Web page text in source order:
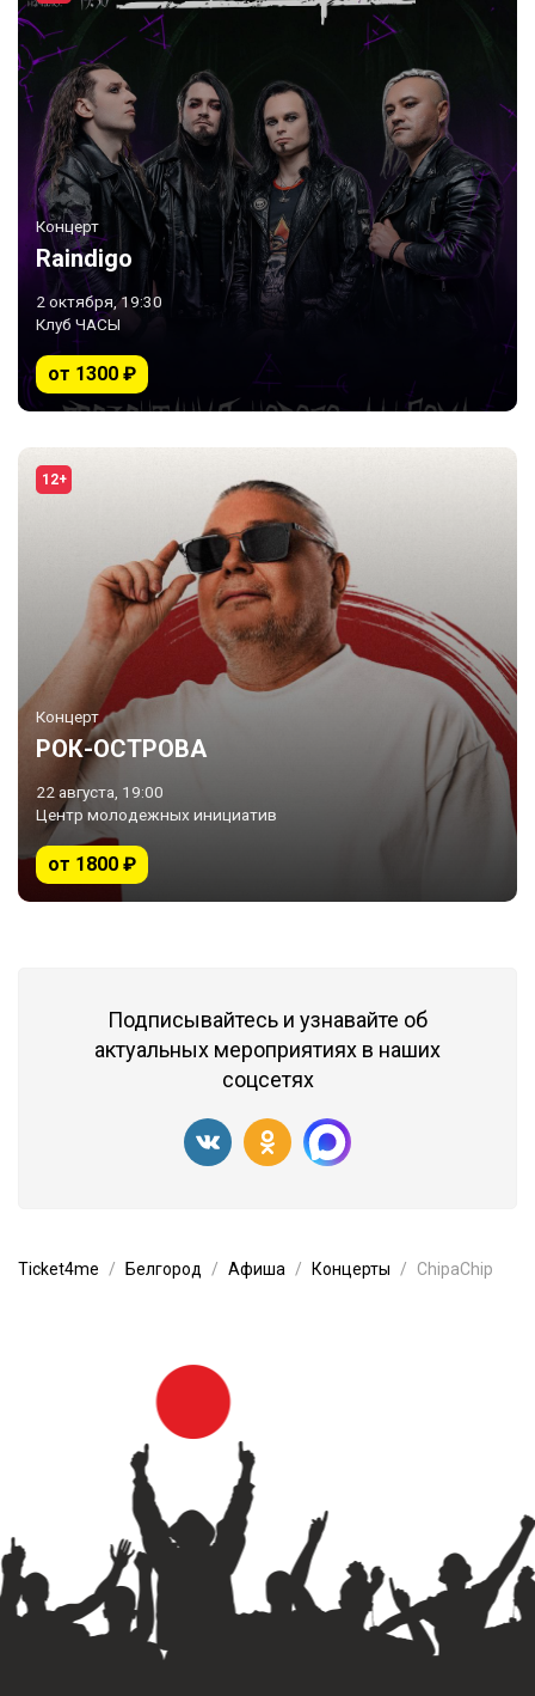
Концерт
Raindigo
2 октября, 19:30
Клуб ЧАСЫ
от 1300 ₽
12+
Концерт
РОК-ОСТРОВА
22 августа, 19:00
Центр молодежных инициатив
от 1800 ₽
Подписывайтесь и узнавайте об
актуальных мероприятиях в наших
соцсетях
Ticket4me Белгород Афиша Концерты ChipaChip